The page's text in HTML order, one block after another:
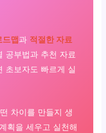
드맵과 적절한 자료
공부법과 추천 자료
초보자도 빠르게 실
차이를 만들지 생
획을 세우고 실천해